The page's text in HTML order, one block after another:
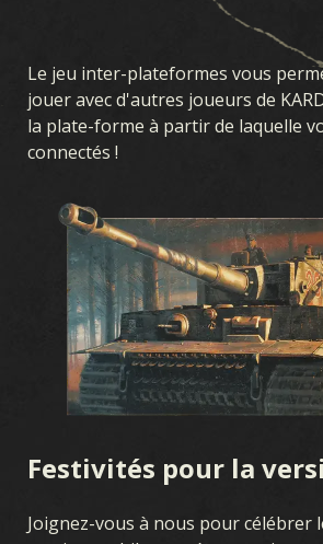
Le jeu inter-plateformes vous
jouer avec d'autres joueurs de
la plate-forme à partir de laquelle
connectés !
Festivités pour la
Joignez-vous à nous pour célébrer